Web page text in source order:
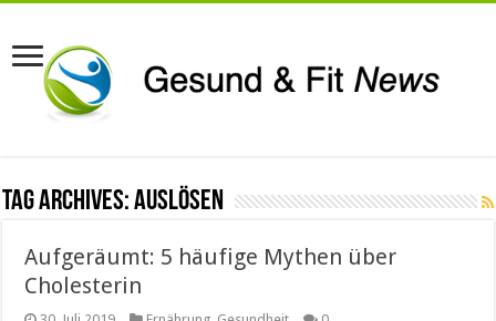
Tag Archives:auslösen
Aufgeräumt: 5 häufige Mythen über
Cholesterin